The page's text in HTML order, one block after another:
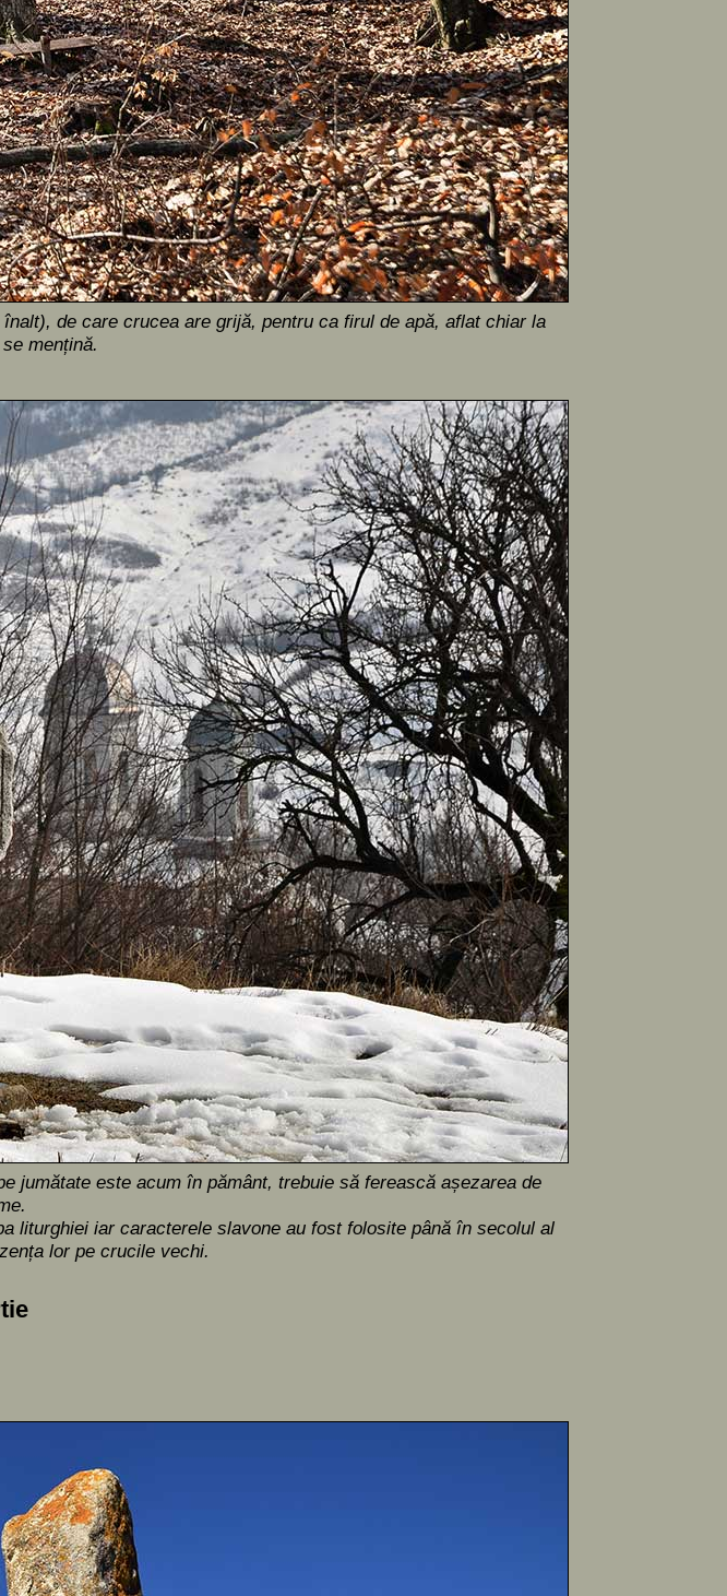
de care crucea are grijă, pentru ca firul de apă, aflat chiar la
mențină.
jumătate este acum în pământ, trebuie să ferească așezarea de
liturghiei iar caracterele slavone au fost folosite până în secolul al
lor pe crucile vechi.